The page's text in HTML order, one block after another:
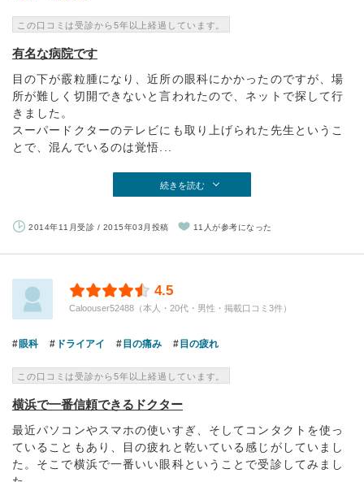
この口コミは受診から5年以上経過しています。
有名な病院です
目の下が霰粒腫になり、近所の眼科にかかったのですが、場
所が難しく切開できないと言われたので、ネットで探して行
きました。
スーパードクターのテレビにも取り上げられた先生というこ
とで、混んでいるのは覚悟...
続きを読む
2014年11月受診 / 2015年03月投稿 11人が参考になった
4.5
Caloouser52488（本人・20代・男性・掲載口コミ3件）
眼科 ドライアイ 目の痛み 目の疲れ
この口コミは受診から5年以上経過しています。
横浜で一番信頼できるドクター
最近パソコンやスマホの使いすぎ、そしてコンタクトを使っ
ていることもあり、目の疲れと乾いている感じがしていまし
た。そこで横浜で一番いい眼科ということで受診してみまし